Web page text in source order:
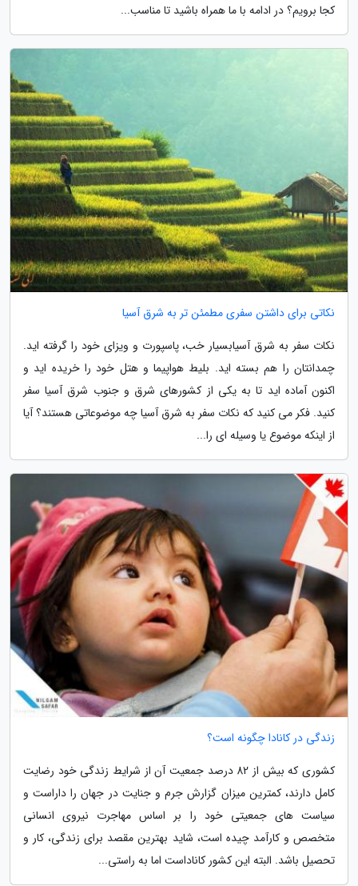
کجا برویم؟ در ادامه با ما همراه باشید تا مناسب...
نکاتی برای داشتن سفری مطمئن تر به شرق آسیا
نکات سفر به شرق آسیابسیار خب، پاسپورت و ویزای خود را گرفته اید.
چمدانتان را هم بسته اید. بلیط هواپیما و هتل خود را خریده اید و
اکنون آماده اید تا به یکی از کشورهای شرق و جنوب شرق آسیا سفر
کنید. فکر می کنید که نکات سفر به شرق آسیا چه موضوعاتی هستند؟ آیا
از اینکه موضوع یا وسیله ای را...
زندگی در کانادا چگونه است؟
کشوری که بیش از 82 درصد جمعیت آن از شرایط زندگی خود رضایت
کامل دارند، کمترین میزان گزارش جرم و جنایت در جهان را داراست و
سیاست های جمعیتی خود را بر اساس مهاجرت نیروی انسانی
متخصص و کارآمد چیده است، شاید بهترین مقصد برای زندگی، کار و
تحصیل باشد. البته این کشور کاناداست اما به راستی...